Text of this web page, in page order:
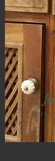
ホワイ